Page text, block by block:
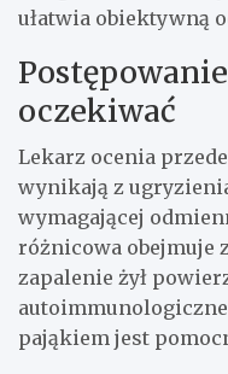
ułatwia obiektywną
oczekiwać
Lekarz ocenia
wynikają z
wymagającej
różnicowa obejmuje
zapalenie żył
pająkiem jest